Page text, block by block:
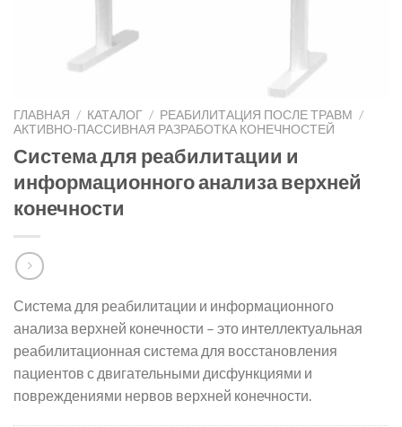
ГЛАВНАЯ / КАТАЛОГ / РЕАБИЛИТАЦИЯ ПОСЛЕ ТРАВМ /
АКТИВНО-ПАССИВНАЯ РАЗРАБОТКА КОНЕЧНОСТЕЙ
Система для реабилитации и
информационного анализа верхней
конечности
Система для реабилитации и информационного
анализа верхней конечности – это интеллектуальная
реабилитационная система для восстановления
пациентов с двигательными дисфункциями и
повреждениями нервов верхней конечности.